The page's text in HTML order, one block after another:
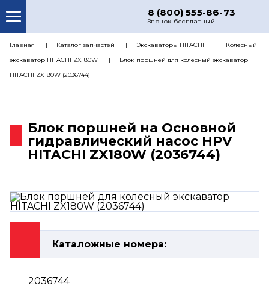
8 (800) 555-86-73
Звонок бесплатный
О НАС
КАТАЛОГ ЗАПЧАСТЕЙ
РЕМОНТ
ЦЕНЫ
КОНТАКТЫ
Главная Каталог запчастей Экскаваторы HITACHI
Колесный
экскаватор HITACHI ZX180W
Блок поршней для колесный экскаватор
HITACHI ZX180W (2036744)
Блок поршней на Основной
гидравлический насос HPV
HITACHI ZX180W (2036744)
Каталожные номера:
2036744